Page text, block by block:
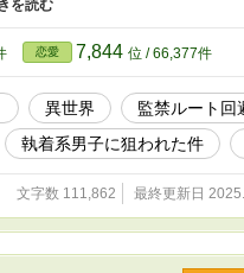
てません！？ 「絶対にもう、離
のは妹のはずだったのに――。な
恋愛 7,844 位 / 66,377件
異世界
監禁ルート回
執着系男子に狙われた件
文字数 111,862 最終更新日